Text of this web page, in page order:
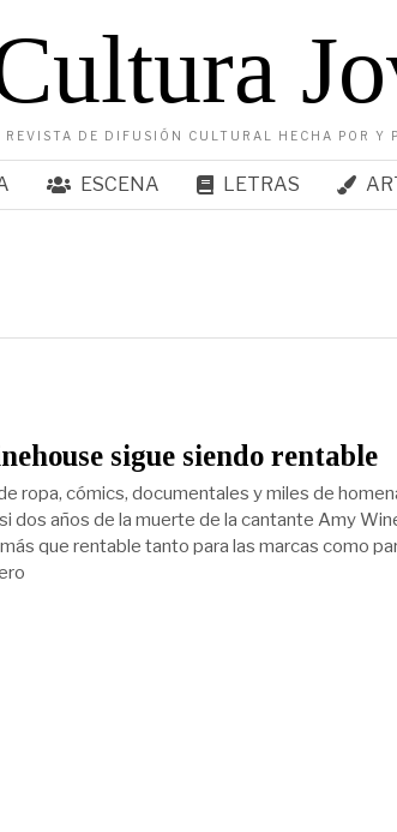
REVISTA DE DIFUSIÓN CULTURAL HECHA POR Y
ESCENA LETRAS
sigue siendo rentable
ropa, cómics, documentales y miles de
dos años de la muerte de la cantante Amy
que rentable tanto para las marcas como